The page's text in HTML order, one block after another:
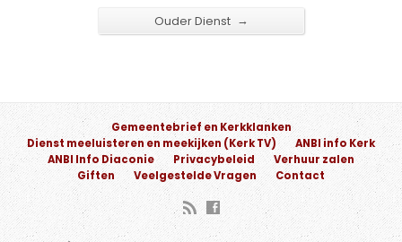
Ouder Dienst →
Gemeentebrief en Kerkklanken
Dienst meeluisteren en meekijken (Kerk TV)
ANBI info Kerk
ANBI Info Diaconie
Privacybeleid
Verhuur zalen
Giften
Veelgestelde Vragen Contact